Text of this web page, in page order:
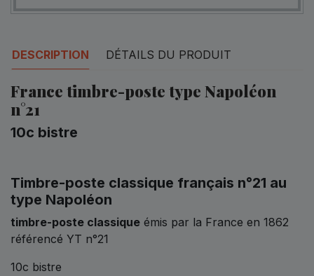
DESCRIPTION DÉTAILS DU PRODUIT
France timbre-poste type Napoléon
n°21
10c bistre
Timbre-poste classique français n°21 au
type Napoléon
timbre-poste classique émis par la France en 1862
référencé YT n°21
10c bistre